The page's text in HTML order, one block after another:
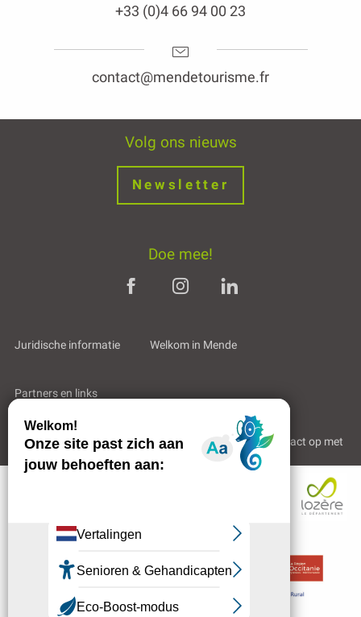
+33 (0)4 66 94 00 23
contact@mendetourisme.fr
Volg ons nieuws
Newsletter
Doe mee!
Juridische informatie Welkom in Mende
Partners en links
Professioneel gebied Wie zijn wij? Neem contact op met